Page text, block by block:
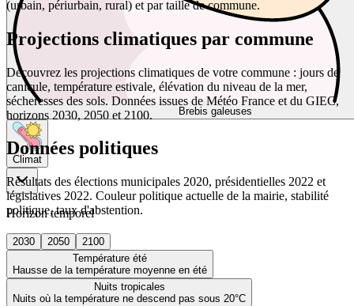
Brebis galeuses
Climat
Horizon temporel
2030 2050
2100
Température été
Hausse de la température moyenne en été
Nuits tropicales
Nuits où la température ne descend pas sous 20°C
(urbain, périurbain, rural) et par taille de commune.
Projections climatiques par commune
Découvrez les projections climatiques de votre commune : jours de
canicule, température estivale, élévation du niveau de la mer,
sécheresses des sols. Données issues de Météo France et du GIEC,
horizons 2030, 2050 et 2100.
Données politiques
Résultats des élections municipales 2020, présidentielles 2022 et
législatives 2022. Couleur politique actuelle de la mairie, stabilité
politique, taux d'abstention.